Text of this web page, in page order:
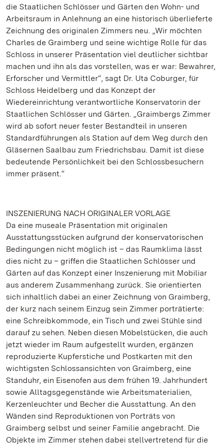
die Staatlichen Schlösser und Gärten den Wohn- und
Arbeitsraum in Anlehnung an eine historisch überlieferte
Zeichnung des originalen Zimmers neu. „Wir möchten
Charles de Graimberg und seine wichtige Rolle für das
Schloss in unserer Präsentation viel deutlicher sichtbar
machen und ihn als das vorstellen, was er war: Bewahrer,
Erforscher und Vermittler“, sagt Dr. Uta Coburger, für
Schloss Heidelberg und das Konzept der
Wiedereinrichtung verantwortliche Konservatorin der
Staatlichen Schlösser und Gärten. „Graimbergs Zimmer
wird ab sofort neuer fester Bestandteil in unseren
Standardführungen als Station auf dem Weg durch den
Gläsernen Saalbau zum Friedrichsbau. Damit ist diese
bedeutende Persönlichkeit bei den Schlossbesuchern
immer präsent.“
INSZENIERUNG NACH ORIGINALER VORLAGE
Da eine museale Präsentation mit originalen
Ausstattungsstücken aufgrund der konservatorischen
Bedingungen nicht möglich ist – das Raumklima lässt
dies nicht zu – griffen die Staatlichen Schlösser und
Gärten auf das Konzept einer Inszenierung mit Mobiliar
aus anderem Zusammenhang zurück. Sie orientierten
sich inhaltlich dabei an einer Zeichnung von Graimberg,
der kurz nach seinem Einzug sein Zimmer porträtierte:
eine Schreibkommode, ein Tisch und zwei Stühle sind
darauf zu sehen. Neben diesen Möbelstücken, die auch
jetzt wieder im Raum aufgestellt wurden, ergänzen
reproduzierte Kupferstiche und Postkarten mit den
wichtigsten Schlossansichten von Graimberg, eine
Standuhr, ein Eisenofen aus dem frühen 19. Jahrhundert
sowie Alltagsgegenstände wie Arbeitsmaterialien,
Kerzenleuchter und Becher die Ausstattung. An den
Wänden sind Reproduktionen von Porträts von
Graimberg selbst und seiner Familie angebracht. Die
Objekte im Zimmer stehen dabei stellvertretend für die